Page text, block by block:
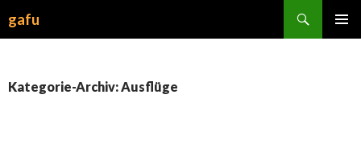
gafu
Kategorie-Archiv: Ausflüge